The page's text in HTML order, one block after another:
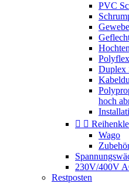
PVC
Duplex
hoch
 
Wago
230V/400V
Restposten